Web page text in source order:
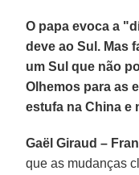
O papa evoca a
deve ao Sul. Mas
um Sul que não
Olhemos para as
estufa na China e
Gaël Giraud –
que as mudanças